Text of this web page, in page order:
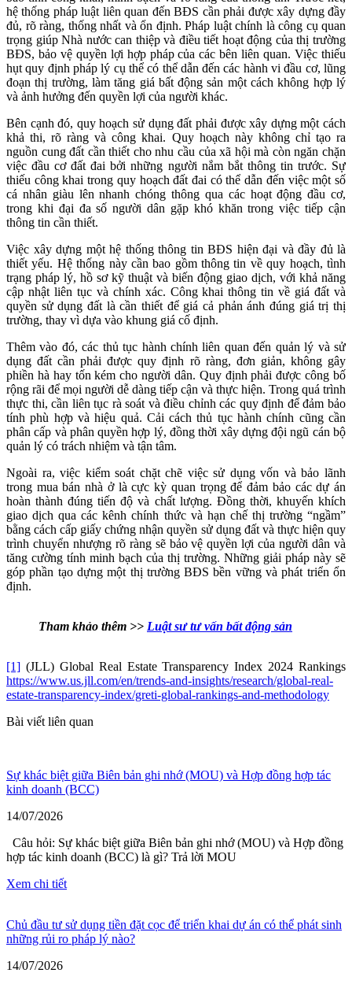
hệ thống pháp luật liên quan đến BĐS cần phải được xây dựng đầy
đủ, rõ ràng, thống nhất và ổn định. Pháp luật chính là công cụ quan
trọng giúp Nhà nước can thiệp và điều tiết hoạt động của thị trường
BĐS, bảo vệ quyền lợi hợp pháp của các bên liên quan. Việc thiếu
hụt quy định pháp lý cụ thể có thể dẫn đến các hành vi đầu cơ, lũng
đoạn thị trường, làm tăng giá bất động sản một cách không hợp lý
và ảnh hưởng đến quyền lợi của người khác.
Bên cạnh đó, quy hoạch sử dụng đất phải được xây dựng một cách
khả thi, rõ ràng và công khai. Quy hoạch này không chỉ tạo ra
nguồn cung đất cần thiết cho nhu cầu của xã hội mà còn ngăn chặn
việc đầu cơ đất đai bởi những người nắm bắt thông tin trước. Sự
thiếu công khai trong quy hoạch đất đai có thể dẫn đến việc một số
cá nhân giàu lên nhanh chóng thông qua các hoạt động đầu cơ,
trong khi đại đa số người dân gặp khó khăn trong việc tiếp cận
thông tin cần thiết.
Việc xây dựng một hệ thống thông tin BĐS hiện đại và đầy đủ là
thiết yếu. Hệ thống này cần bao gồm thông tin về quy hoạch, tình
trạng pháp lý, hồ sơ kỹ thuật và biến động giao dịch, với khả năng
cập nhật liên tục và chính xác. Công khai thông tin về giá đất và
quyền sử dụng đất là cần thiết để giá cả phản ánh đúng giá trị thị
trường, thay vì dựa vào khung giá cố định.
Thêm vào đó, các thủ tục hành chính liên quan đến quản lý và sử
dụng đất cần phải được quy định rõ ràng, đơn giản, không gây
phiền hà hay tốn kém cho người dân. Quy định phải được công bố
rộng rãi để mọi người dễ dàng tiếp cận và thực hiện. Trong quá trình
thực thi, cần liên tục rà soát và điều chỉnh các quy định để đảm bảo
tính phù hợp và hiệu quả. Cải cách thủ tục hành chính cũng cần
phân cấp và phân quyền hợp lý, đồng thời xây dựng đội ngũ cán bộ
quản lý có trách nhiệm và tận tâm.
Ngoài ra, việc kiểm soát chặt chẽ việc sử dụng vốn và bảo lãnh
trong mua bán nhà ở là cực kỳ quan trọng để đảm bảo các dự án
hoàn thành đúng tiến độ và chất lượng. Đồng thời, khuyến khích
giao dịch qua các kênh chính thức và hạn chế thị trường “ngầm”
bằng cách cấp giấy chứng nhận quyền sử dụng đất và thực hiện quy
trình chuyển nhượng rõ ràng sẽ bảo vệ quyền lợi của người dân và
tăng cường tính minh bạch của thị trường. Những giải pháp này sẽ
góp phần tạo dựng một thị trường BĐS bền vững và phát triển ổn
định.
Tham khảo thêm >> Luật sư tư vấn bất động sản
[1] (JLL) Global Real Estate Transparency Index 2024 Rankings
https://www.us.jll.com/en/trends-and-insights/research/global-real-
estate-transparency-index/greti-global-rankings-and-methodology
Bài viết liên quan
Sự khác biệt giữa Biên bản ghi nhớ (MOU) và Hợp đồng hợp tác
kinh doanh (BCC)
14/07/2026
Câu hỏi: Sự khác biệt giữa Biên bản ghi nhớ (MOU) và Hợp đồng
hợp tác kinh doanh (BCC) là gì? Trả lời MOU
Xem chi tiết
Chủ đầu tư sử dụng tiền đặt cọc để triển khai dự án có thể phát sinh
những rủi ro pháp lý nào?
14/07/2026